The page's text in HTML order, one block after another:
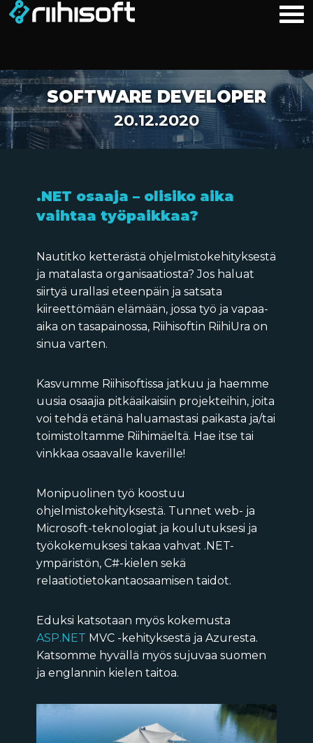
SOFTWARE DEVELOPER
20.12.2020
.NET osaaja – olisiko aika
vaihtaa työpaikkaa?
Nautitko ketterästä ohjelmistokehityksestä
ja matalasta organisaatiosta? Jos haluat
siirtyä urallasi eteenpäin ja satsata
kiireettömään elämään, jossa työ ja vapaa-
aika on tasapainossa, Riihisoftin RiihiUra on
sinua varten.
Kasvumme Riihisoftissa jatkuu ja haemme
uusia osaajia pitkäaikaisiin projekteihin, joita
voi tehdä etänä haluamastasi paikasta ja/tai
toimistoltamme Riihimäeltä. Hae itse tai
vinkkaa osaavalle kaverille!
Monipuolinen työ koostuu
ohjelmistokehityksestä. Tunnet web- ja
Microsoft-teknologiat ja koulutuksesi ja
työkokemuksesi takaa vahvat .NET-
ympäristön, C#-kielen sekä
relaatiotietokantaosaamisen taidot.
Eduksi katsotaan myös kokemusta
ASP.NET MVC -kehityksestä ja Azuresta.
Katsomme hyvällä myös sujuvaa suomen
ja englannin kielen taitoa.